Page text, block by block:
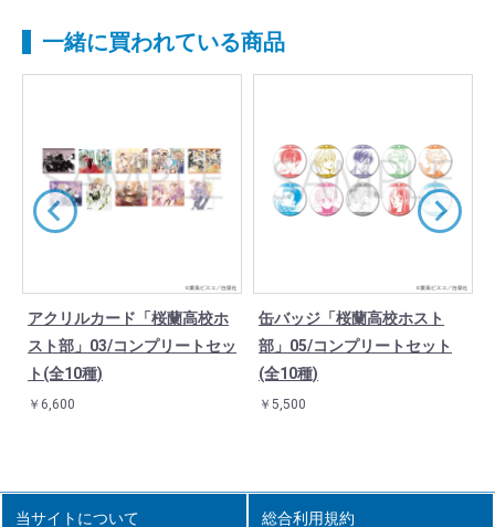
一緒に買われている商品
アクリルカード「桜蘭高校ホ
スト部」03/コンプリートセッ
ト(全10種)
￥6,600
缶バッジ「桜蘭高校ホスト
部」05/コンプリートセット
(全10種)
￥5,500
当サイトについて 総合利用規約